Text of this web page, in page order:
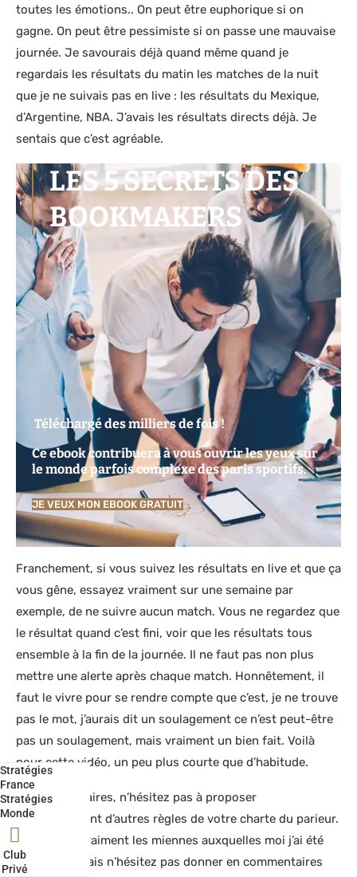
toutes les émotions.. On peut être euphorique si on
gagne. On peut être pessimiste si on passe une mauvaise
journée. Je savourais déjà quand même quand je
regardais les résultats du matin les matches de la nuit
que je ne suivais pas en live : les résultats du Mexique,
d’Argentine, NBA. J’avais les résultats directs déjà. Je
sentais que c’est agréable.
LES 5 SECRETS DES
BOOKMAKERS
Téléchargé des milliers de fois !
Ce ebook contribuera à vous ouvrir les yeux sur
le monde parfois complexe des paris sportifs.
JE VEUX MON EBOOK GRATUIT
Franchement, si vous suivez les résultats en live et que ça
vous gêne, essayez vraiment sur une semaine par
exemple, de ne suivre aucun match. Vous ne regardez que
le résultat quand c’est fini, voir que les résultats tous
ensemble à la fin de la journée. Il ne faut pas non plus
mettre une alerte après chaque match. Honnêtement, il
faut le vivre pour se rendre compte que c’est, je ne trouve
pas le mot, j’aurais dit un soulagement ce n’est peut-être
pas un soulagement, mais vraiment un bien fait. Voilà
pour cette vidéo, un peu plus courte que d’habitude.
En commentaires, n’hésitez pas à proposer
éventuellement d’autres règles de votre charte du parieur.
Là, ce sont vraiment les miennes auxquelles moi j’ai été
confronté. Mais n’hésitez pas donner en commentaires
Stratégies
France
Stratégies
Monde
Club
Privé